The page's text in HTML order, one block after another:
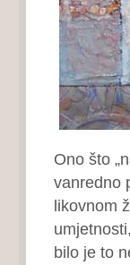
Ono što
vanredno
likovnom
bilo je to